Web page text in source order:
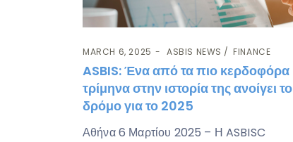
MARCH 6, 2025 ASBIS NEWS FINANCE
ASBIS: Ένα από τα πιο κερδοφόρα
τρίμηνα στην ιστορία της ανοίγει το
δρόμο για το 2025
Αθήνα 6 Μαρτίου 2025 – Η ASBISC